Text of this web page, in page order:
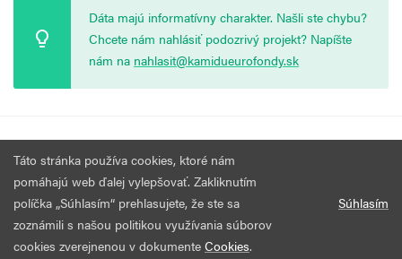
Dáta majú informatívny charakter. Našli ste chybu?
Chcete nám nahlásiť podozrivý projekt? Napíšte
nám na nahlasit@kamidueurofondy.sk
Všetky práva vyhradené.
Táto stránka používa cookies, ktoré nám
pomáhajú web ďalej vylepšovať. Zakliknutím
políčka „Súhlasím“ prehlasujete, že ste sa
zoznámili s našou politikou využívania súborov
cookies zverejnenou v dokumente Cookies.
Súhlasím